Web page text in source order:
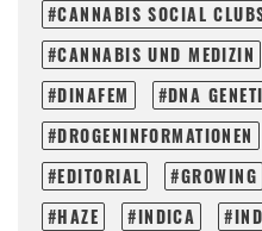
CANNABIS SOCIAL
CANNABIS UND MEDIZIN
DINAFEM
DNA
DROGENINFORMATIONEN
EDITORIAL
GROWING
HAZE
INDICA